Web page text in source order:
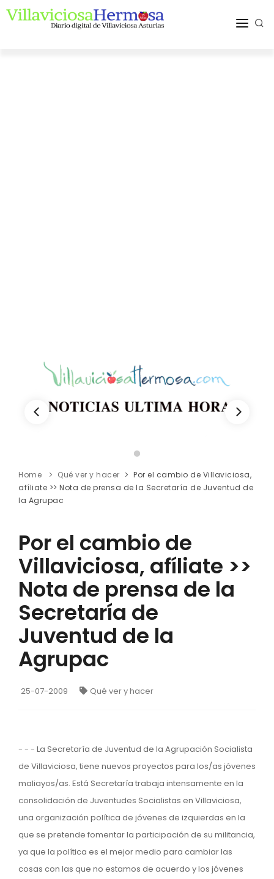
Home Qué ver y hacer
Por el cambio de Villaviciosa,
afíliate >> Nota de prensa de la Secretaría de Juventud de
la Agrupac
Por el cambio de
Villaviciosa, afíliate >>
Nota de prensa de la
Secretaría de
Juventud de la
Agrupac
25-07-2009 Qué ver y hacer
- - - La Secretaría de Juventud de la Agrupación Socialista
de Villaviciosa, tiene nuevos proyectos para los/as jóvenes
maliayos/as. Está Secretaría trabaja intensamente en la
consolidación de Juventudes Socialistas en Villaviciosa,
una organización política de jóvenes de izquierdas en la
que se pretende fomentar la participación de su militancia,
ya que la política es el mejor medio para cambiar las
cosas con las que no estamos de acuerdo y los jóvenes